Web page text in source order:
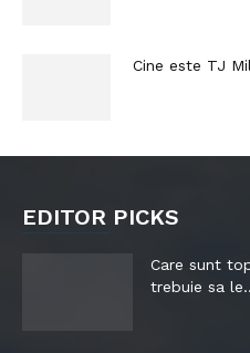
Cine este TJ
EDITOR PICKS
Care sunt
trebuie sa